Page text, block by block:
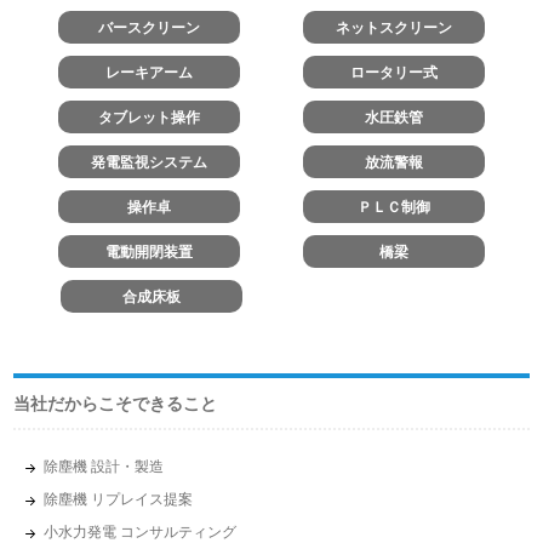
バースクリーン ネットスクリーン
レーキアーム ロータリー式
タブレット操作 水圧鉄管
発電監視システム 放流警報
操作卓 ＰＬＣ制御
電動開閉装置 橋梁
合成床板
当社だからこそできること
除塵機 設計・製造
除塵機 リプレイス提案
小水力発電 コンサルティング